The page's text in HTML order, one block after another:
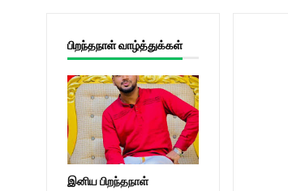
பிறந்தநாள் வாழ்த்துக்கள்
இனிய பிறந்தநாள்